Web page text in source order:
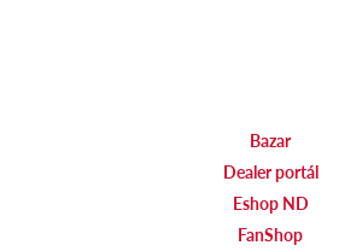
Bazar
Dealer portál
Eshop ND
FanShop